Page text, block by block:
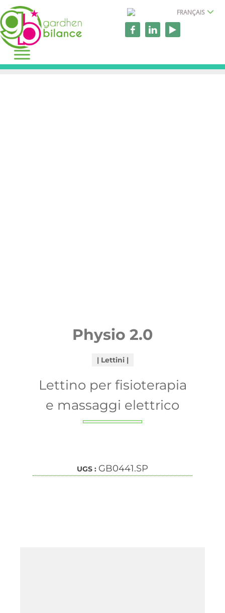
FRANÇAIS
Physio 2.0
Lettini
Lettino per fisioterapia
e massaggi elettrico
UGS : GB0441.SP